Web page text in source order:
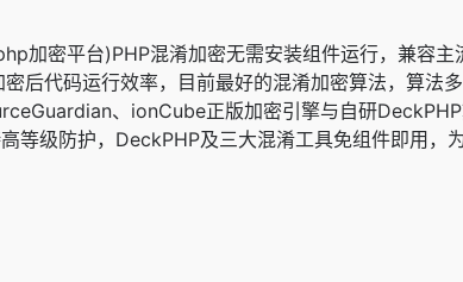
加密平台)PHP混淆加密无需安装组件运行，兼容
后代码运行效率，目前最好的混淆加密算法，算法
、ionCube正版加密引擎与自研
等级防护，DeckPHP及三大混淆工具免组件即用，